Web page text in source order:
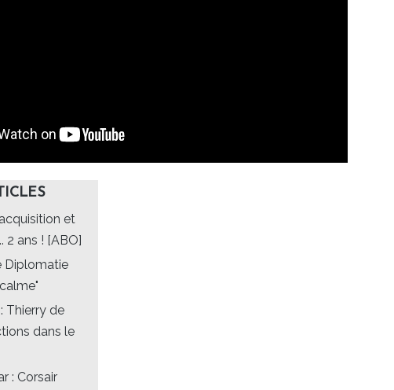
et
2 ans ! [ABO]
Diplomatie
Thierry de
dans le
: Corsair